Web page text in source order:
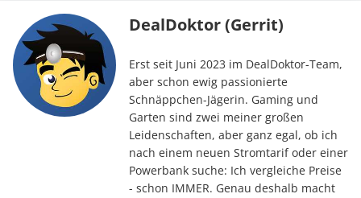
DealDoktor (Gerrit)
Erst seit Juni 2023 im DealDoktor-Team,
aber schon ewig passionierte
Schnäppchen-Jägerin. Gaming und
Garten sind zwei meiner großen
Leidenschaften, aber ganz egal, ob ich
nach einem neuen Stromtarif oder einer
Powerbank suche: Ich vergleiche Preise
- schon IMMER. Genau deshalb macht